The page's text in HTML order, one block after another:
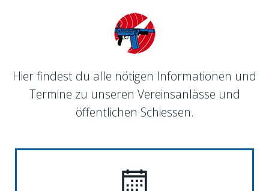
Hier findest du alle nötigen Informationen und
Termine zu unseren Vereinsanlässe und
öffentlichen Schiessen.